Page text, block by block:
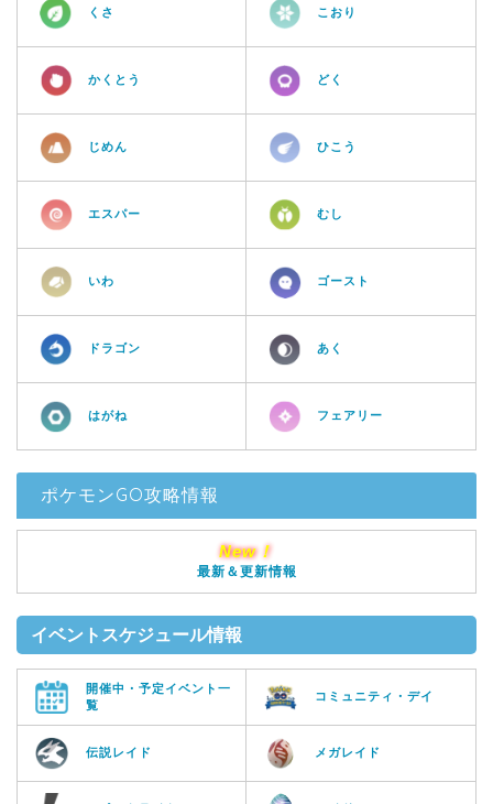
くさ こおり
かくとう どく
じめん ひこう
エスパー むし
いわ ゴースト
ドラゴン あく
はがね フェアリー
ポケモンGO攻略情報
New！
最新＆更新情報
イベントスケジュール情報
開催中・予定イベント一
覧
コミュニティ・デイ
伝説レイド メガレイド